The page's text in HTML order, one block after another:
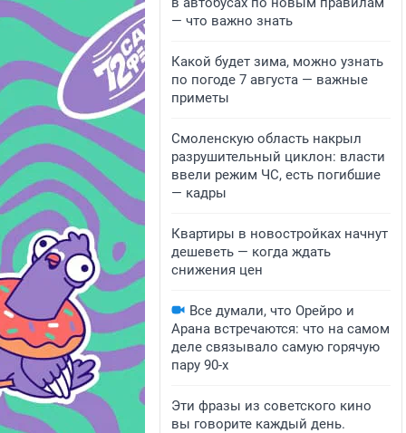
— что важно знать
Какой будет зима, можно узнать
по погоде 7 августа — важные
приметы
Смоленскую область накрыл
разрушительный циклон: власти
ввели режим ЧС, есть погибшие
— кадры
Квартиры в новостройках начнут
дешеветь — когда ждать
снижения цен
Все думали, что Орейро и
Арана встречаются: что на самом
деле связывало самую горячую
пару 90-х
Эти фразы из советского кино
вы говорите каждый день.